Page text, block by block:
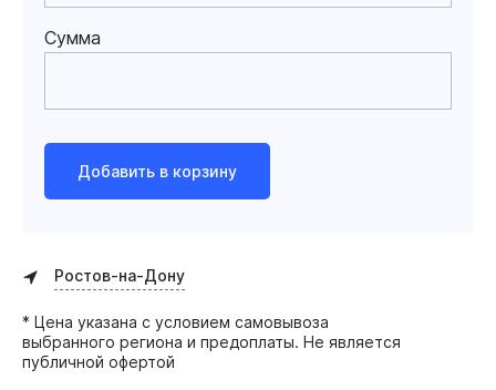
Сумма
Добавить в корзину
Ростов-на-Дону
* Цена указана с условием самовывоза
выбранного региона и предоплаты. Не является
публичной офертой